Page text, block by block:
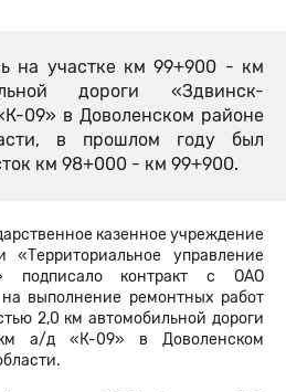
на участке км 99+900 - км
дороги «Здвинск-
09» в Доволенском районе
в прошлом году был
км 98+000 - км 99+900.
казенное учреждение
«Территориальное управление
подписало контракт с ОАО
выполнение ремонтных работ
2,0 км автомобильной дороги
а/д «К-09» в Доволенском